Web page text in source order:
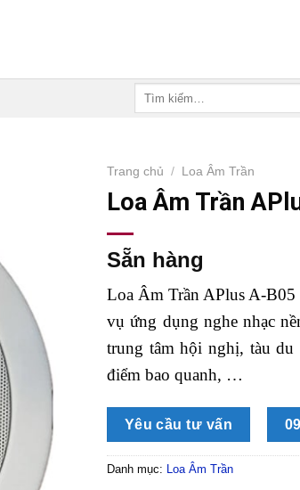
Trang chủ / Loa Âm Trần
Loa Âm Trần
Sẵn hàng
Loa Âm Trần APlus A-B05
vụ ứng dụng nghe nhạc
trung tâm hội nghị, tàu du
điểm bao quanh, …
Yêu cầu tư vấn
Danh mục: Loa Âm Trần